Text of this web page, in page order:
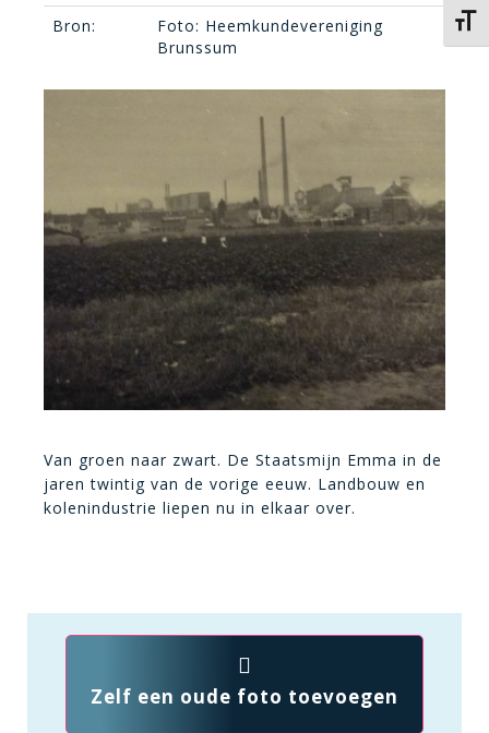
Bron:
Foto: Heemkundevereniging
Brunssum
Van groen naar zwart. De Staatsmijn Emma in de
jaren twintig van de vorige eeuw. Landbouw en
kolenindustrie liepen nu in elkaar over.
Zelf een oude foto toevoegen